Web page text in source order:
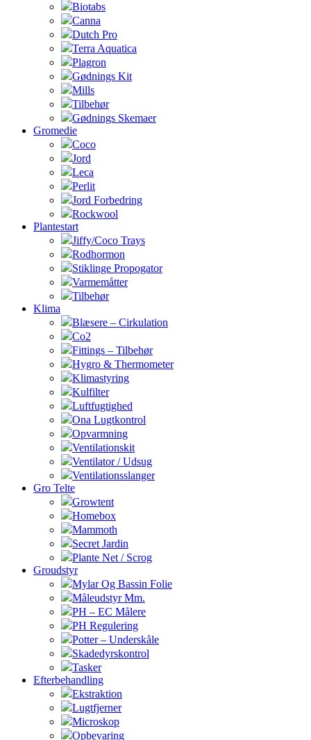
Biotabs
Canna
Dutch Pro
Terra Aquatica
Plagron
Gødnings Kit
Mills
Tilbehør
Gødnings Skemaer
Gromedie
Coco
Jord
Leca
Perlit
Jord Forbedring
Rockwool
Plantestart
Jiffy/Coco Trays
Rodhormon
Stiklinge Propogator
Varmemåtter
Tilbehør
Klima
Blæsere – Cirkulation
Co2
Fittings – Tilbehør
Hygro & Thermometer
Klimastyring
Kulfilter
Luftfugtighed
Ona Lugtkontrol
Opvarmning
Ventilationskit
Ventilator / Udsug
Ventilationsslanger
Gro Telte
Growtent
Homebox
Mammoth
Secret Jardin
Plante Net / Scrog
Groudstyr
Mylar Og Bassin Folie
Måleudstyr Mm.
PH – EC Målere
PH Regulering
Potter – Underskåle
Skadedyrskontrol
Tasker
Efterbehandling
Ekstraktion
Lugtfjerner
Microskop
Opbevaring